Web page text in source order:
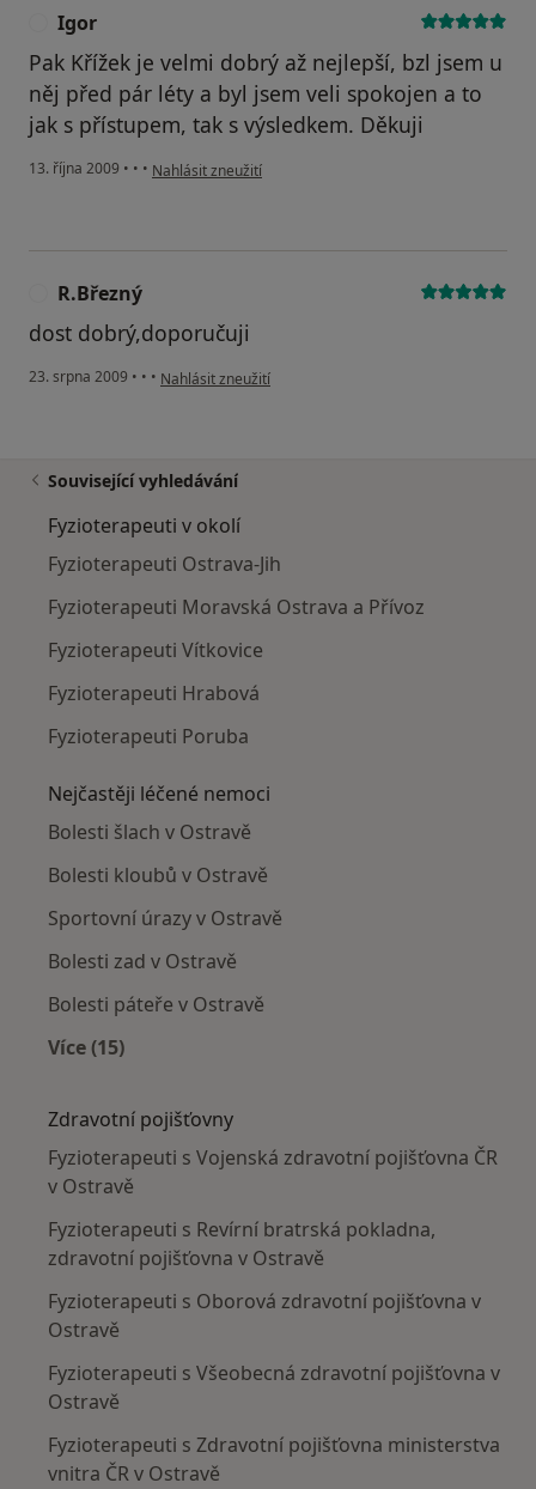
Igor
Pak Křížek je velmi dobrý až nejlepší, bzl jsem u
něj před pár léty a byl jsem veli spokojen a to
jak s přístupem, tak s výsledkem. Děkuji
13. října 2009 • • • podle názoru uživatele Igor
Nahlásit zneužití
R.Březný
dost dobrý,doporučuji
23. srpna 2009 • • • podle názoru uživatele R.Březný
Nahlásit zneužití
Související vyhledávání
Fyzioterapeuti v okolí
Fyzioterapeuti Ostrava-Jih
Fyzioterapeuti Moravská Ostrava a Přívoz
Fyzioterapeuti Vítkovice
Fyzioterapeuti Hrabová
Fyzioterapeuti Poruba
Nejčastěji léčené nemoci
Bolesti šlach v Ostravě
Bolesti kloubů v Ostravě
Sportovní úrazy v Ostravě
Bolesti zad v Ostravě
Bolesti páteře v Ostravě
Více (15)
Zdravotní pojišťovny
Fyzioterapeuti s Vojenská zdravotní pojišťovna ČR
v Ostravě
Fyzioterapeuti s Revírní bratrská pokladna,
zdravotní pojišťovna v Ostravě
Fyzioterapeuti s Oborová zdravotní pojišťovna v
Ostravě
Fyzioterapeuti s Všeobecná zdravotní pojišťovna v
Ostravě
Fyzioterapeuti s Zdravotní pojišťovna ministerstva
vnitra ČR v Ostravě